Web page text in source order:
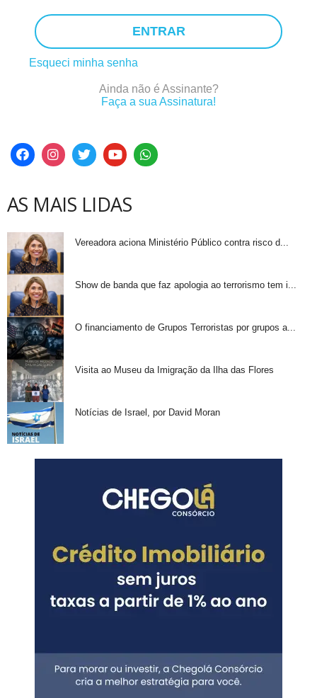
ENTRAR
Esqueci minha senha
Ainda não é Assinante?
Faça a sua Assinatura!
AS MAIS LIDAS
Vereadora aciona Ministério Público contra risco d...
Show de banda que faz apologia ao terrorismo tem i...
O financiamento de Grupos Terroristas por grupos a...
Visita ao Museu da Imigração da Ilha das Flores
Notícias de Israel, por David Moran